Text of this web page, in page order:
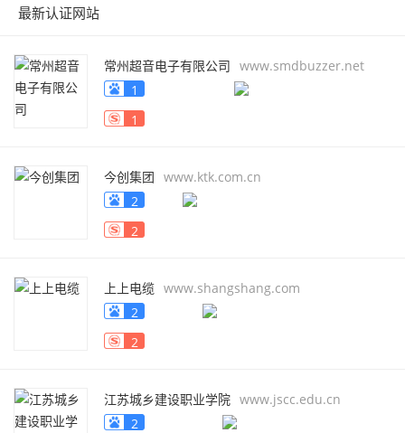
最新认证网站
常州超音电子有限公司 www.smdbuzzer.net
1
1
今创集团 www.ktk.com.cn
2
2
上上电缆 www.shangshang.com
2
2
江苏城乡建设职业学院 www.jscc.edu.cn
2